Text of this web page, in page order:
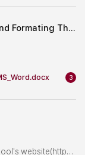
일반대학원 학위청구논문 작성법(Organizing and Formating Thesis Dissertation)
수 있습니다.
제공
3
website(https://